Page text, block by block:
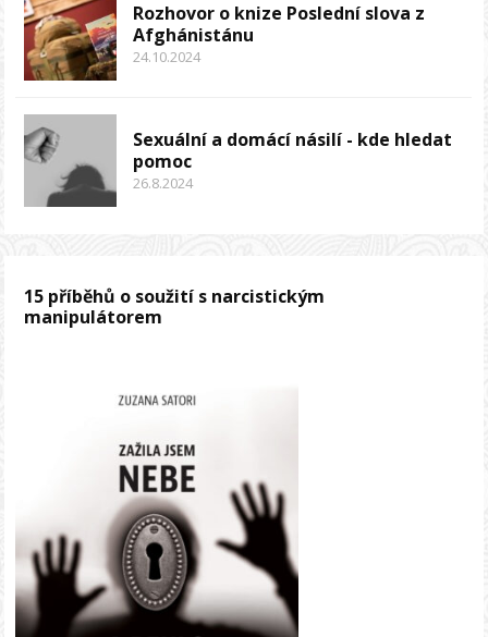
Rozhovor o knize Poslední slova z
Afghánistánu
24.10.2024
Sexuální a domácí násilí - kde hledat
pomoc
26.8.2024
15 příběhů o soužití s narcistickým
manipulátorem